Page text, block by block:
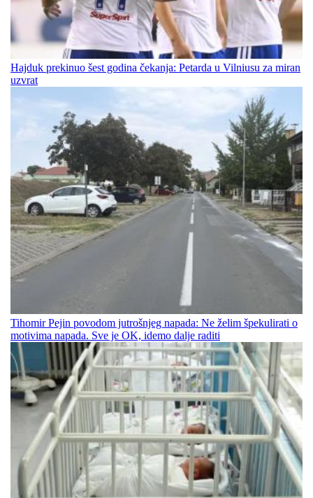
Hajduk prekinuo šest godina čekanja: Petarda u Vilniusu za miran
uzvrat
Tihomir Pejin povodom jutrošnjeg napada: Ne želim špekulirati o
motivima napada. Sve je OK, idemo dalje raditi